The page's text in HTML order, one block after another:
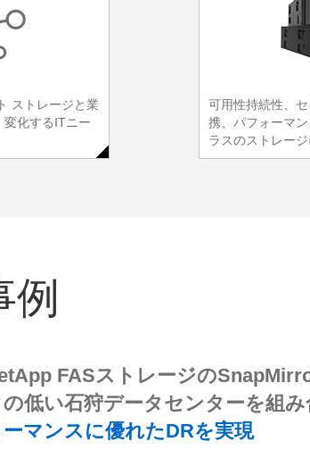
ストレージと業
変化するITニー
可用性持続性、
携、パフォーマ
ラスのストレー
例
EF550フラッシュアレイに
ープットを実現世界から アクセ
メ紹介サイトのレスポンス低下を